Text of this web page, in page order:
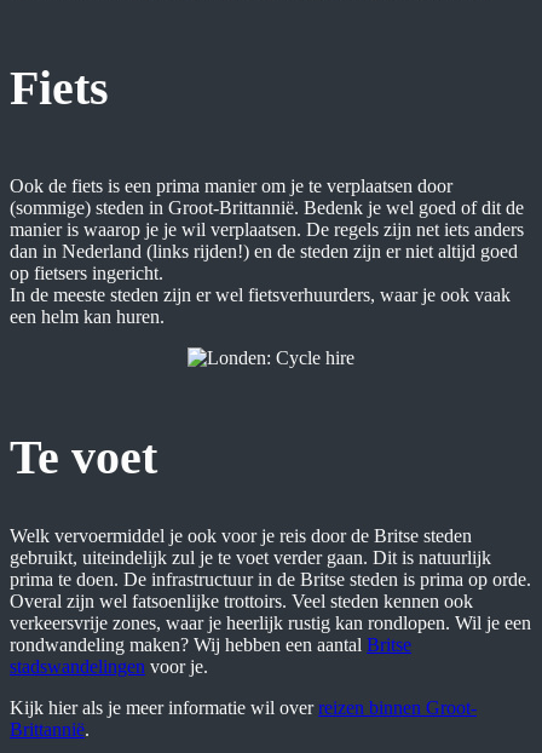
Fiets
Ook de fiets is een prima manier om je te verplaatsen door
(sommige) steden in Groot-Brittannië. Bedenk je wel goed of dit de
manier is waarop je je wil verplaatsen. De regels zijn net iets anders
dan in Nederland (links rijden!) en de steden zijn er niet altijd goed
op fietsers ingericht.
In de meeste steden zijn er wel fietsverhuurders, waar je ook vaak
een helm kan huren.
Te voet
Welk vervoermiddel je ook voor je reis door de Britse steden
gebruikt, uiteindelijk zul je te voet verder gaan. Dit is natuurlijk
prima te doen. De infrastructuur in de Britse steden is prima op orde.
Overal zijn wel fatsoenlijke trottoirs. Veel steden kennen ook
verkeersvrije zones, waar je heerlijk rustig kan rondlopen. Wil je een
rondwandeling maken? Wij hebben een aantal Britse
stadswandelingen voor je.
Kijk hier als je meer informatie wil overreizen binnen Groot-
Brittannië.